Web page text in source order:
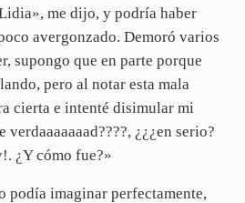
me dijo, y podría haber
avergonzado. Demoró varios
supongo que en parte porque
pero al notar esta mala
cierta e intenté disimular mi
verdaaaaaaad????, ¿¿¿en serio?
¿Y cómo fue?»
podía imaginar perfectamente,